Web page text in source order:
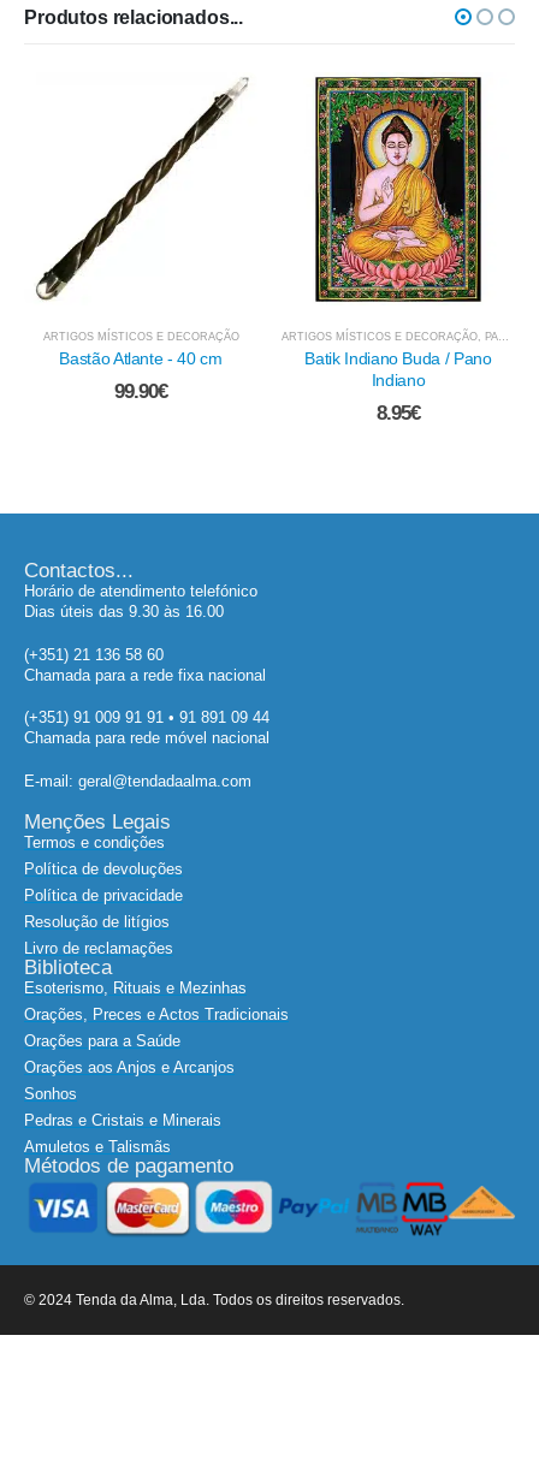
Produtos relacionados...
ARTIGOS MÍSTICOS E DECORAÇÃO,PANOS E OUTROS TÊXTEIS
Batik Indiano Buda / Pano
Indiano
ARTIGOS MÍSTICOS E DECORAÇÃO
Batik Indiano Shiva / Pano
8.95€
Contactos...
Horário de atendimento telefónico
Dias úteis das 9.30 às 16.00
(+351) 21 136 58 60
Chamada para a rede fixa nacional
(+351) 91 009 91 91 • 91 891 09 44
Chamada para rede móvel nacional
E-mail: geral@tendadaalma.com
Menções Legais
Termos e condições
Política de devoluções
Política de privacidade
Resolução de litígios
Livro de reclamações
Biblioteca
Esoterismo, Rituais e Mezinhas
Orações, Preces e Actos Tradicionais
Orações para a Saúde
Orações aos Anjos e Arcanjos
Sonhos
Pedras e Cristais e Minerais
Amuletos e Talismãs
Métodos de pagamento
© 2024 Tenda da Alma, Lda. Todos os direitos reservados.